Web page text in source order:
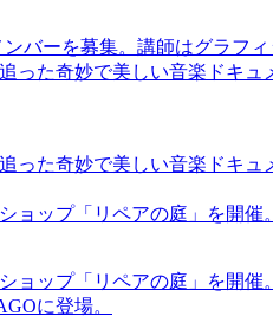
バーを募集。講師はグラフ
った奇妙で美しい音楽ドキ
った奇妙で美しい音楽ドキ
ョップ「リペアの庭」を開催
ョップ「リペアの庭」を開催
に登場。